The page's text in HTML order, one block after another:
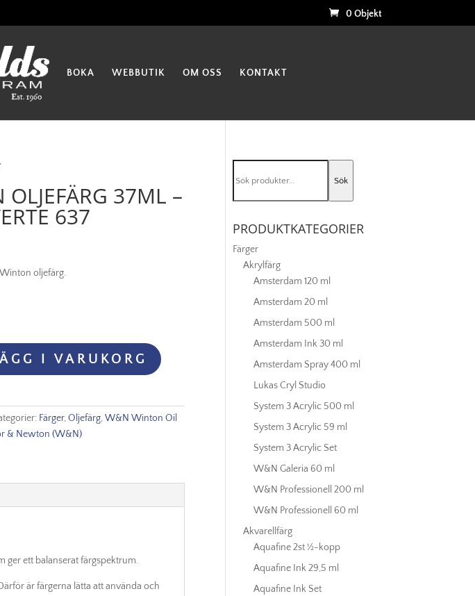
0 Objekt
BOKA WEBBUTIK OM OSS KONTAKT
37ML –
637
oljefärg.
I VARUKORG
Färger,Oljefärg,W&N Winton Oil
& Newton (W&N)
ger ett balanserat färgspektrum.
är färgerna lätta att använda och
efter:
Sök
PRODUKTKATEGORIER
Färger
Akrylfärg
Amsterdam 120 ml
Amsterdam 20 ml
Amsterdam 500 ml
Amsterdam Ink 30 ml
Amsterdam Spray 400 ml
Lukas Cryl Studio
System 3 Acrylic 500 ml
System 3 Acrylic 59 ml
System 3 Acrylic Set
W&N Galeria 60 ml
W&N Professionell 200 ml
W&N Professionell 60 ml
Akvarellfärg
Aquafine 2st ½-kopp
Aquafine Ink 29,5 ml
Aquafine Ink Set